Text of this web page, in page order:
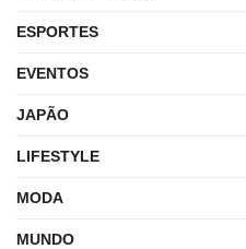
ESPORTES
EVENTOS
JAPÃO
LIFESTYLE
MODA
MUNDO